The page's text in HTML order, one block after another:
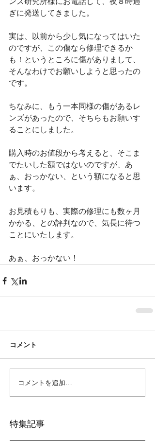
ぎに発送してきました。
実は、以前から少し気になってはいた
のですが、この傷なら修理できるか
も！というところに傷がありまして、
そんなわけでお願いしようと思ったの
です。
ちなみに、もう一本同様の傷があるレ
ンズがあったので、そちらもお願いす
ることにしました。
購入時のお値段から考えると、そこま
でたいした額ではないのですが、あ
ぁ、おっかない、という額になると思
います。
お見積もりも、実際の修理にも数ヶ月
かかる、との評判なので、気長に待つ
ことにいたします。
あぁ、おっかない！
コメント
コメントを追加…
特集記事